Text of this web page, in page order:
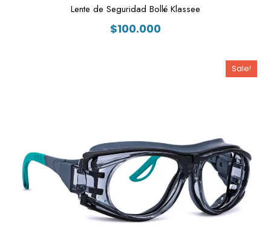
Lente de Seguridad Bollé Klassee
$100.000
Sale!